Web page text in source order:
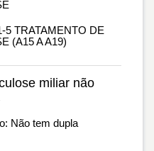
5 TRATAMENTO DE
(A15 A A19)
miliar não
Não tem dupla